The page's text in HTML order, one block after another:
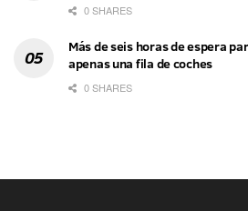
0 SHARES
Más de seis horas de espera
apenas una fila de coches
0 SHARES